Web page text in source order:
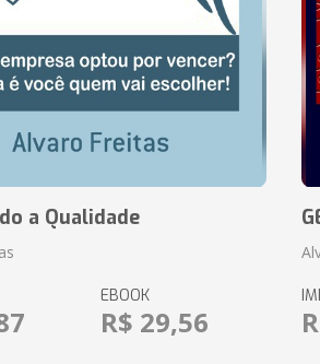
a Qualidade
EBOOK
R$ 29,56